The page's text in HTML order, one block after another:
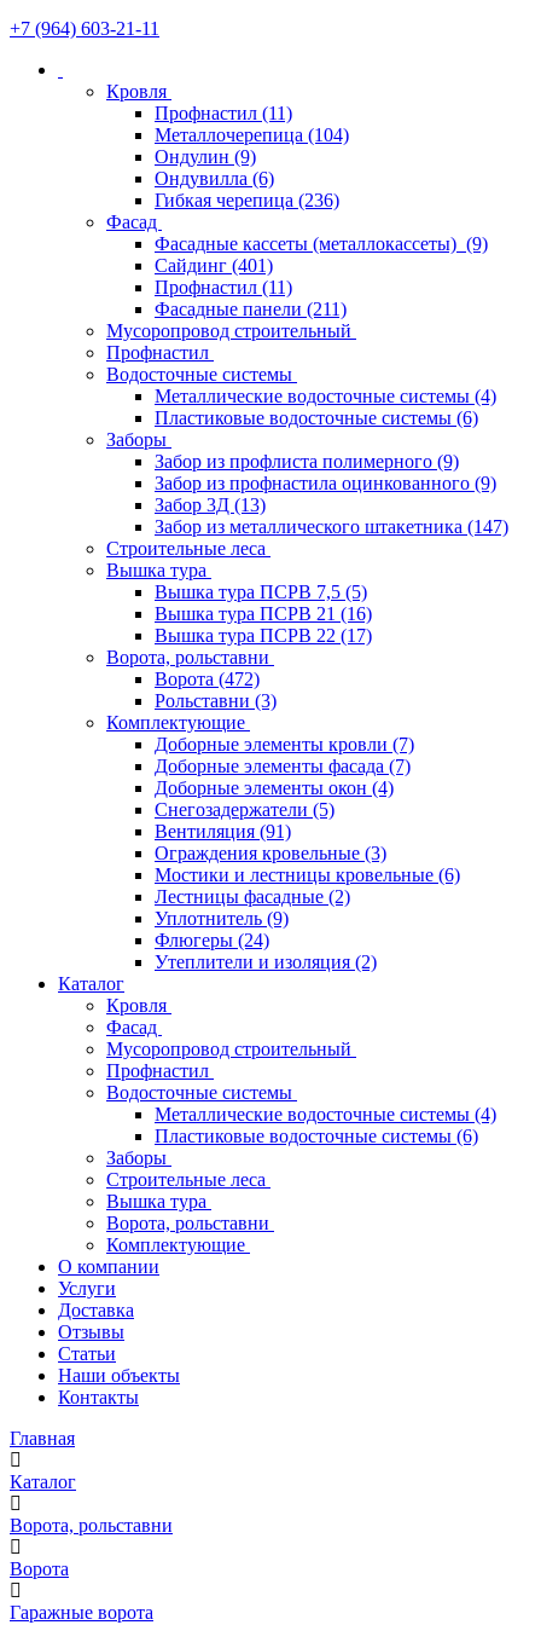
+7 (964) 603-21-11
Кровля
Профнастил (11)
Металлочерепица (104)
Ондулин (9)
Ондувилла (6)
Гибкая черепица (236)
Фасад
Фасадные кассеты (металлокассеты) (9)
Сайдинг (401)
Профнастил (11)
Фасадные панели (211)
Мусоропровод строительный
Профнастил
Водосточные системы
Металлические водосточные системы (4)
Пластиковые водосточные системы (6)
Заборы
Забор из профлиста полимерного (9)
Забор из профнастила оцинкованного (9)
Забор 3Д (13)
Забор из металлического штакетника (147)
Строительные леса
Вышка тура
Вышка тура ПСРВ 7,5 (5)
Вышка тура ПСРВ 21 (16)
Вышка тура ПСРВ 22 (17)
Ворота, рольставни
Ворота (472)
Рольставни (3)
Комплектующие
Доборные элементы кровли (7)
Доборные элементы фасада (7)
Доборные элементы окон (4)
Снегозадержатели (5)
Вентиляция (91)
Ограждения кровельные (3)
Мостики и лестницы кровельные (6)
Лестницы фасадные (2)
Уплотнитель (9)
Флюгеры (24)
Утеплители и изоляция (2)
Каталог
Кровля
Фасад
Мусоропровод строительный
Профнастил
Водосточные системы
Металлические водосточные системы (4)
Пластиковые водосточные системы (6)
Заборы
Строительные леса
Вышка тура
Ворота, рольставни
Комплектующие
О компании
Услуги
Доставка
Отзывы
Статьи
Наши объекты
Контакты
Главная
Каталог
Ворота, рольставни
Ворота
Гаражные ворота